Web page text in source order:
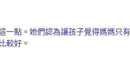
點。她們認為讓孩子覺得媽媽只
較好。